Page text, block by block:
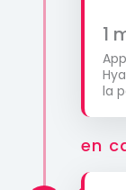
1
la
en